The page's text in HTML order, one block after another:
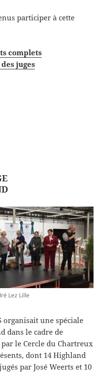
participer à cette
complets
juges
Lez Lille
organisait une spéciale
dans le cadre de
le Cercle du Chartreux
dont 14 Highland
par José Weerts et 10